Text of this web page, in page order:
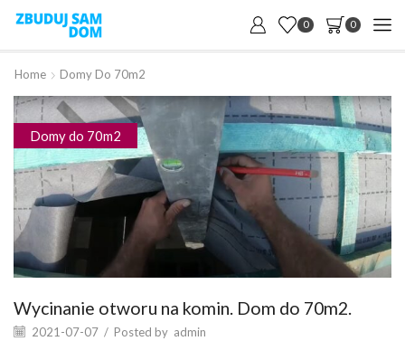
0 0
Home Domy Do 70m2
Domy do 70m2
Wycinanie otworu na komin. Dom do 70m2.
2021-07-07 / Posted by admin